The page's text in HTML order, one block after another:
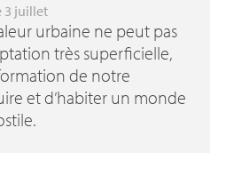
3 juillet
urbaine ne peut pas
très superficielle,
de notre
et d’habiter un monde